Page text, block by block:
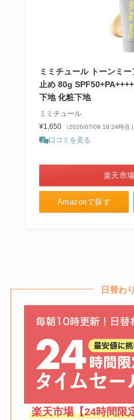
る？
こ？
オル
スト
ター
ミミチュール トーンミ
止め 80g
下地 化粧下地
ミミチュール
¥1,650
（2026/07/09 18:24時点 |
口コミを見る
Amazonで探す
楽天市
日替わ
楽天市場【24時間限